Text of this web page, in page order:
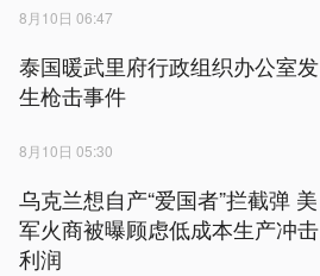
8月10日 06:47
泰国暖武里府行政组织办公室发
生枪击事件
8月10日 05:30
乌克兰想自产“爱国者”拦截弹 美
军火商被曝顾虑低成本生产冲击
利润